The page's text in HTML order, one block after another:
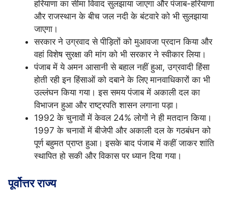
हरियाणा का सीमा विवाद सुलझाया जाएगा और पंजाब-हरियाणा
और राजस्थान के बीच जल नदी के बंटवारे को भी सुलझाया
जाएगा।
सरकार ने उग्रवाद से पीड़ितों को मुआवजा प्रदान किया और
वहां विशेष सुरक्षा की मांग को भी सरकार ने स्वीकार लिया।
पंजाब में ये अमन आसानी से बहाल नहीं हुआ, उग्रवादी हिंसा
होती रही इन हिंसाओं को दबाने के लिए मानवाधिकारों का भी
उल्लंघन किया गया। इस समय पंजाब में अकाली दल का
विभाजन हुआ और राष्ट्रपति शासन लगाना पड़ा।
1992 के चुनावों में केवल 24% लोगों ने ही मतदान किया।
1997 के चनावों में बीजेपी और अकाली दल के गठबंधन को
पूर्ण बहुमत प्राप्त हुआ। इसके बाद पंजाब में कहीं जाकर शांति
स्थापित हो सकी और विकास पर ध्यान दिया गया।
पूर्वोत्तर राज्य